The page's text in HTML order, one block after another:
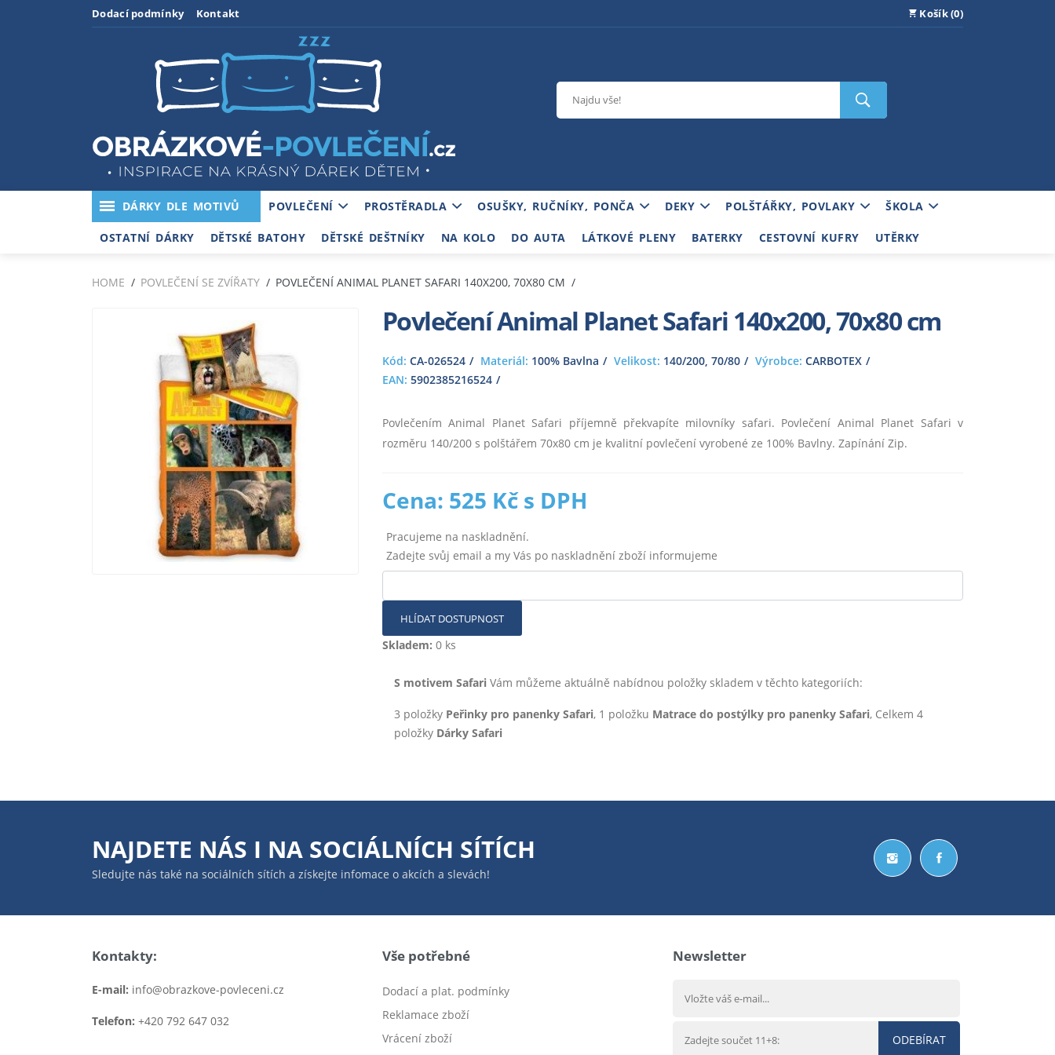
Dodací podmínky Kontakt Košík (0)
DÁRKY DLE MOTIVŮ POVLEČENÍ PROSTĚRADLA OSUŠKY, RUČNÍKY, PONČA DEKY POLŠTÁŘKY, POVLAKY ŠKOLA
OSTATNÍ DÁRKY DĚTSKÉ BATOHY DĚTSKÉ DEŠTNÍKY NA KOLO DO AUTA LÁTKOVÉ PLENY BATERKY CESTOVNÍ KUFRY UTĚRKY
HOME POVLEČENÍ SE ZVÍŘATY POVLEČENÍ ANIMAL PLANET SAFARI 140X200, 70X80 CM
Povlečení Animal Planet Safari 140x200, 70x80 cm
Kód: CA-026524 Materiál: 100% Bavlna Velikost: 140/200, 70/80 Výrobce: CARBOTEX
EAN: 5902385216524
Povlečením Animal Planet Safari příjemně překvapíte milovníky safari. Povlečení Animal Planet Safari v
rozměru 140/200 s polštářem 70x80 cm je kvalitní povlečení vyrobené ze 100% Bavlny. Zapínání Zip.
Cena: 525 Kč s DPH
Pracujeme na naskladnění.
Zadejte svůj email a my Vás po naskladnění zboží informujeme
HLÍDAT DOSTUPNOST
Skladem: 0 ks
S motivem SafariVám můžeme aktuálně nabídnou položky skladem v těchto kategoriích:
3 položky Peřinky pro panenky Safari, 1 položku Matrace do postýlky pro panenky Safari, Celkem 4
položky Dárky Safari
NAJDETE NÁS I NA SOCIÁLNÍCH SÍTÍCH
Sledujte nás také na sociálních sítích a získejte infomace o akcích a slevách!
Kontakty:
E-mail: info@obrazkove-povleceni.cz
Telefon: +420 792 647 032
Vše potřebné
Dodací a plat. podmínky
Reklamace zboží
Vrácení zboží
Newsletter
ODEBÍRAT